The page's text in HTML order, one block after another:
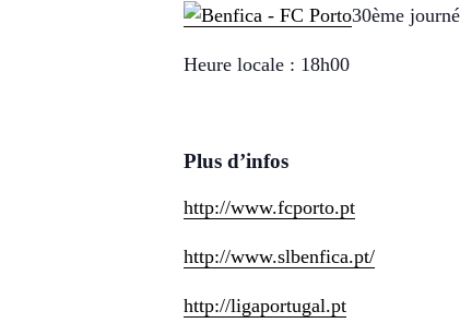
30ème
Heure locale : 18h00
Plus d’infos
http://www.fcporto.pt
http://www.slbenfica.pt/
http://ligaportugal.pt